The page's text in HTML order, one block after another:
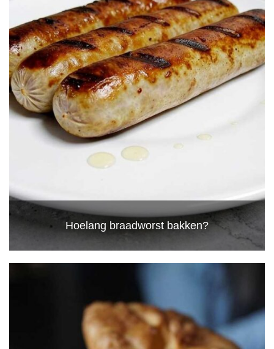
Hoelang braadworst bakken?